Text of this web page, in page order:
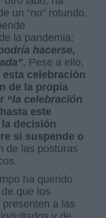
un “no” rotundo,
la pandemia:
hacerse,
. Pese a ello,
celebración
de la propia
“la celebración
este
decisión
si suspende o
de las posturas
ha querido
que los
presenten a las